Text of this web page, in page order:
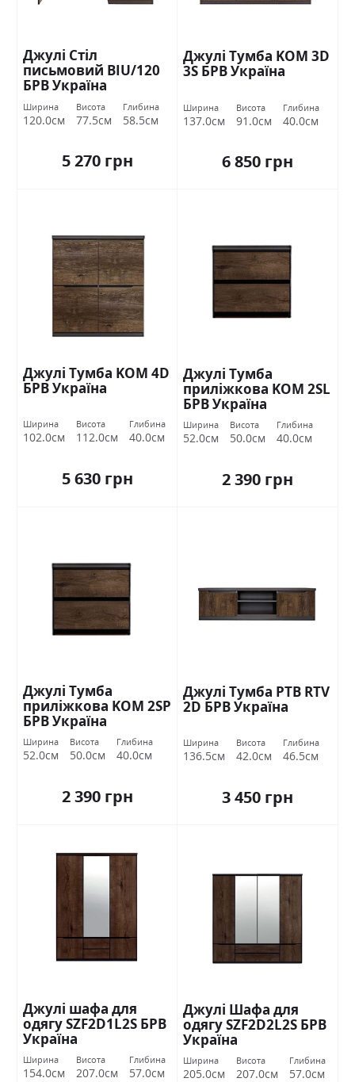
Джулі Стіл
письмовий BIU/120
БРВ Україна
Ширина
120.0см
Висота
77.5см
Глибина
58.5см
5 270 грн
Джулі Тумба KOM 3D
3S БРВ Україна
Ширина
137.0см
Висота
91.0см
Глибина
40.0см
6 850 грн
Джулі Тумба KOM 4D
БРВ Україна
Ширина
102.0см
Висота
112.0см
Глибина
40.0см
5 630 грн
Джулі Тумба
приліжкова KOM 2SL
БРВ Україна
Ширина
52.0см
Висота
50.0см
Глибина
40.0см
2 390 грн
Джулі Тумба
приліжкова KOM 2SP
БРВ Україна
Ширина
52.0см
Висота
50.0см
Глибина
40.0см
2 390 грн
Джулі Тумба РТВ RTV
2D БРВ Україна
Ширина
136.5см
Висота
42.0см
Глибина
46.5см
3 450 грн
Джулі шафа для
одягу SZF2D1L2S БРВ
Україна
Ширина
154.0см
Висота
207.0см
Глибина
57.0см
Джулі Шафа для
одягу SZF2D2L2S БРВ
Україна
Ширина
205.0см
Висота
207.0см
Глибина
57.0см